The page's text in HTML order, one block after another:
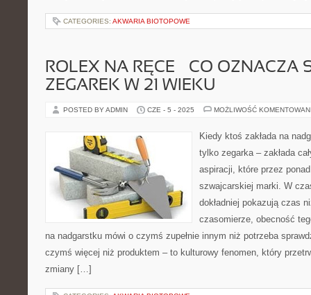
CATEGORIES: AKWARIA BIOTOPOWE
ROLEX NA RĘCE – CO OZNACZA
ZEGAREK W 21 WIEKU
POSTED BY ADMIN CZE - 5 - 2025 MOŻLIWOŚĆ
Kiedy ktoś zakłada na
tylko zegarka – zakłada
aspiracji, które przez
szwajcarskiej marki. W
dokładniej pokazują czas
czasomierze, obecność
na nadgarstku mówi o czymś zupełnie innym niż potrzeba
czymś więcej niż produktem – to kulturowy fenomen, który
zmiany […]